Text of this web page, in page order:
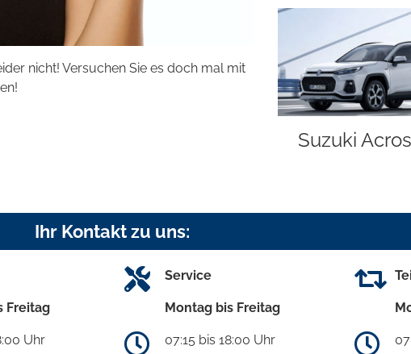
nicht! Versuchen Sie es doch mal mit
Suzuki
Ihr Kontakt zu uns:
Freitag
Uhr
Service
Montag bis Freitag
07:15 bis 18:00 Uhr